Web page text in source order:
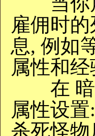
雇佣时
息, 例如
属性和经
在 暗
属性设
杀死怪